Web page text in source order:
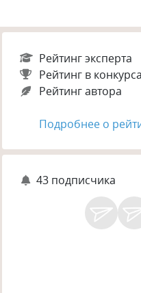
Рейтинг эксперта
Рейтинг в
Рейтинг автора
Подробнее о
43 подписчика